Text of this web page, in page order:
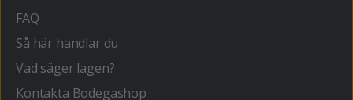
FAQ
Så här handlar du
Vad säger lagen?
Kontakta Bodegashop